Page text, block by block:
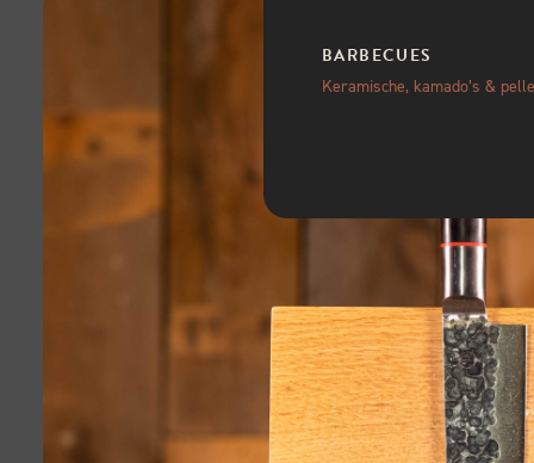
BARBECUES
Keramische, kamado’s &